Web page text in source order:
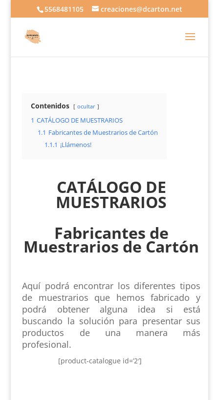
5568481105 creaciones@dcarton.net
Contenidos ocultar
1 CATÁLOGO DE MUESTRARIOS
1.1 Fabricantes de Muestrarios de Cartón
1.1.1 ¡Llámenos!
CATÁLOGO DE
MUESTRARIOS
Fabricantes de
Muestrarios de Cartón
Aquí podrá encontrar los diferentes tipos
de muestrarios que hemos fabricado y
podrá obtener alguna idea si está
buscando la solución para presentar sus
productos de una manera más
profesional.
[product-catalogue id=’2′]